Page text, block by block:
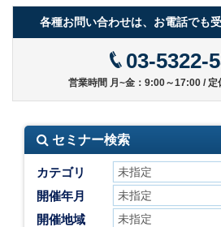
各種お問い合わせは、お電話でも
03-5322-
営業時間 月~金：9:00～17:00 / 定
セミナー検索
カテゴリ
開催年月
開催地域